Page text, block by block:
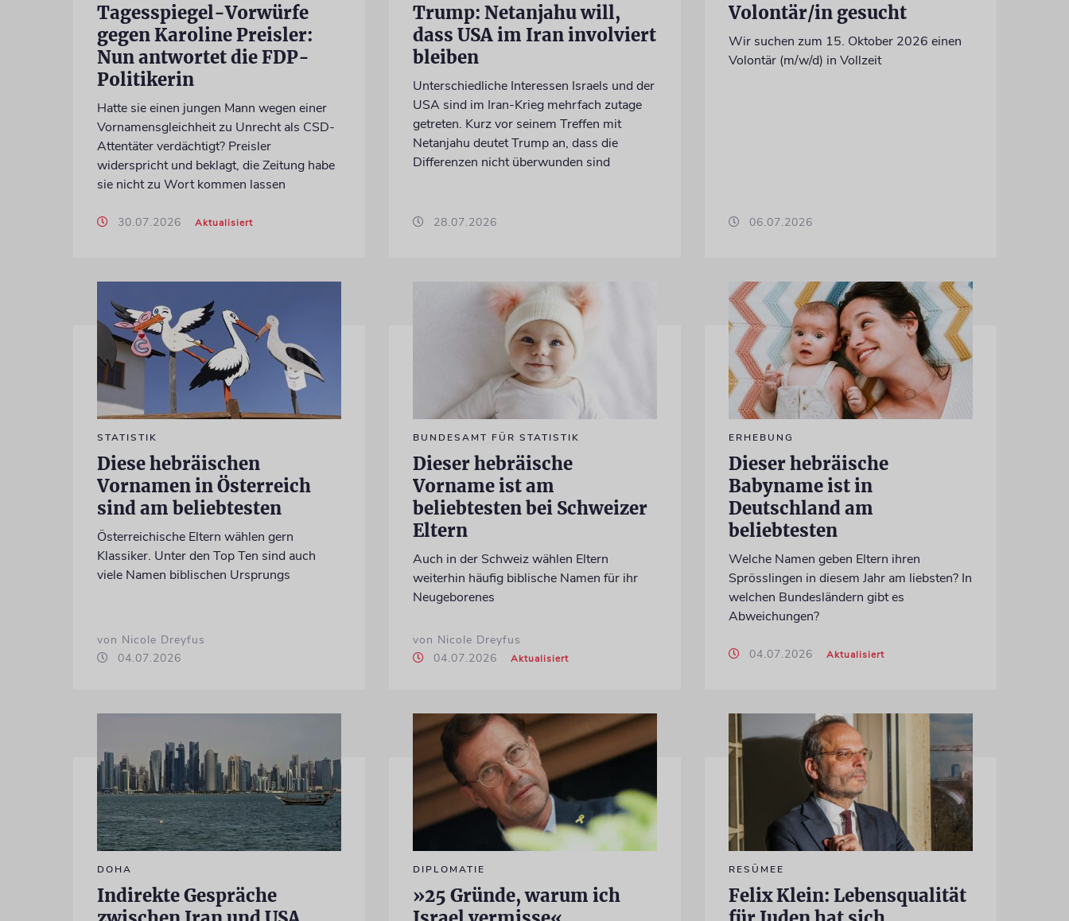
Tagesspiegel-Vorwürfe
gegen Karoline Preisler:
Nun antwortet die FDP-
Politikerin
Hatte sie einen jungen Mann wegen einer
Vornamensgleichheit zu Unrecht als CSD-
Attentäter verdächtigt? Preisler
widerspricht und beklagt, die Zeitung habe
sie nicht zu Wort kommen lassen
30.07.2026 Aktualisiert
Trump: Netanjahu will,
dass USA im Iran involviert
bleiben
Unterschiedliche Interessen Israels und der
USA sind im Iran-Krieg mehrfach zutage
getreten. Kurz vor seinem Treffen mit
Netanjahu deutet Trump an, dass die
Differenzen nicht überwunden sind
28.07.2026
Volontär/in gesucht
Wir suchen zum 15. Oktober 2026 einen
Volontär (m/w/d) in Vollzeit
06.07.2026
STATISTIK
Diese hebräischen
Vornamen in Österreich
sind am beliebtesten
Österreichische Eltern wählen gern
Klassiker. Unter den Top Ten sind auch
viele Namen biblischen Ursprungs
von Nicole Dreyfus
04.07.2026
BUNDESAMT FÜR STATISTIK
Dieser hebräische
Vorname ist am
beliebtesten bei Schweizer
Eltern
Auch in der Schweiz wählen Eltern
weiterhin häufig biblische Namen für ihr
Neugeborenes
von Nicole Dreyfus
04.07.2026
Aktualisiert
ERHEBUNG
Dieser hebräische
Babyname ist in
Deutschland am
beliebtesten
Welche Namen geben Eltern ihren
Sprösslingen in diesem Jahr am liebsten? In
welchen Bundesländern gibt es
Abweichungen?
04.07.2026 Aktualisiert
DOHA
Indirekte Gespräche
DIPLOMATIE
»25 Gründe, warum ich
RESÜMEE
Felix Klein: Lebensqualität